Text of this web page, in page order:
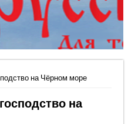
на Чёрном море
на